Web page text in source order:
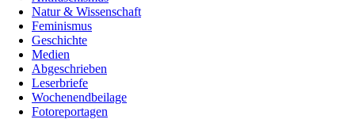
Natur & Wissenschaft
Feminismus
Geschichte
Medien
Abgeschrieben
Leserbriefe
Wochenendbeilage
Fotoreportagen